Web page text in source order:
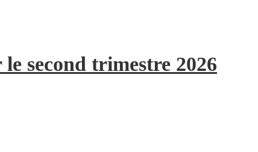
second trimestre 2026